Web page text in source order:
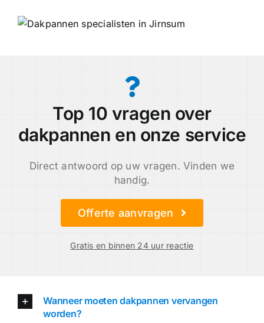
Top 10 vragen over
dakpannen en onze service
Direct antwoord op uw vragen. Vinden we
handig.
Offerte aanvragen
Gratis en binnen 24 uur reactie
Wanneer moeten dakpannen vervangen
worden?